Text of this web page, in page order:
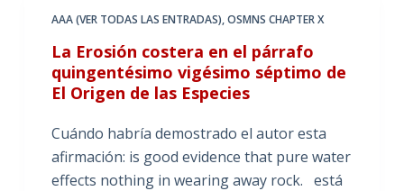
AAA (VER TODAS LAS ENTRADAS),OSMNS CHAPTER X
La Erosión costera en el párrafo
quingentésimo vigésimo séptimo de
El Origen de las Especies
Cuándo habría demostrado el autor esta
afirmación: is good evidence that pure water
effects nothing in wearing away rock. está